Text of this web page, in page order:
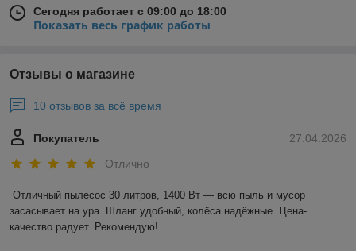
Сегодня работает с 09:00 до 18:00
Показать весь график работы
Отзывы о магазине
10 отзывов за всё время
27.04.2026
Покупатель
Отлично
Отличный пылесос 30 литров, 1400 Вт — всю пыль и мусор
засасывает на ура. Шланг удобный, колёса надёжные. Цена-
качество радует. Рекомендую!